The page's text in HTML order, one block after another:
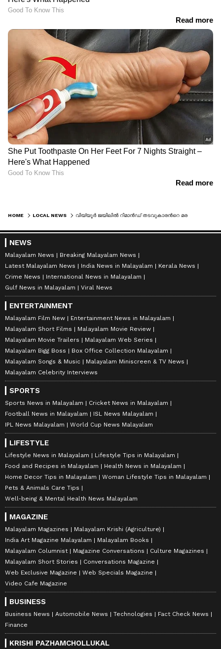
HOME LOCAL NEWS വിയ്യൂര്‍ ജയിലില്‍ റിമാന്‍ഡ് തടവുകാരന്‍റെ മരണം; ജയിലില്‍ മര്‍ദനമേറ്റെന്ന് ബന്ധുക്കളുടെ പരാതി
NEWS
Malayalam News
Breaking Malayalam News
Latest Malayalam News
India News in Malayalam
Kerala News
Crime News
International News in Malayalam
Gulf News in Malayalam
Viral News
ENTERTAINMENT
Malayalam Film New
Entertainment News in Malayalam
Malayalam Short Films
Malayalam Movie Review
Malayalam Movie Trailers
Malayalam Web Series
Malayalam Bigg Boss
Box Office Collection Malayalam
Malayalam Songs & Music
Malayalam Miniscreen & TV News
Malayalam Celebrity Interviews
SPORTS
Sports News in Malayalam
Cricket News in Malayalam
Football News in Malayalam
ISL News Malayalam
IPL News Malayalam
World Cup News Malayalam
LIFESTYLE
Lifestyle News in Malayalam
Lifestyle Tips in Malayalam
Food and Recipes in Malayalam
Health News in Malayalam
Home Decor Tips in Malayalam
Woman Lifestyle Tips in Malayalam
Pets & Animals Care Tips
Well-being & Mental Health News Malayalam
MAGAZINE
Malayalam Magazines
Malayalam Krishi (Agriculture)
India Art Magazine Malayalam
Malayalam Books
Malayalam Columnist
Magazine Conversations
Culture Magazines
Malayalam Short Stories
Conversations Magazine
Web Exclusive Magazine
Web Specials Magazine
Video Cafe Magazine
BUSINESS
Business News Automobile News Technologies
Fact Check News
Finance
KRISHI PAZHAMCHOLLUKAL